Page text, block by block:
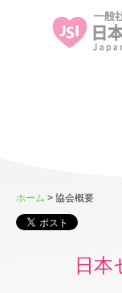
ウルトラーマ導
よくあるご質問
ホーム 協会概要
日